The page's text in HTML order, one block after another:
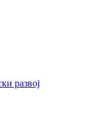
развој